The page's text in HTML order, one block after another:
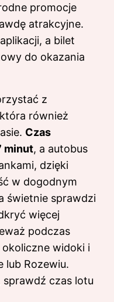
promocje
atrakcyjne.
a bilet
do okazania
z
również
Czas
minut, a autobus
dzięki
w dogodnym
świetnie sprawdzi
więcej
podczas
widoki i
lub Rozewiu.
sprawdź czas lotu